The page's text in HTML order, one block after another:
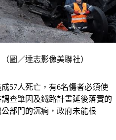
圖／達志影像美聯社）
57人死亡，有6名傷者必須使
查肇因及鐵路計畫延後落實的
部門的沉痾，政府未能根